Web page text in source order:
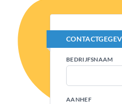
BEDRIJFSNAAM
AANHEF